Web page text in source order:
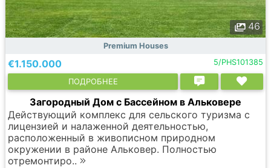
46
Premium Houses
€1.150.000 5/PHS101385
ПОДРОБНЕЕ
Загородный Дом с Бассейном в Альковере
Действующий комплекс для сельского туризма с
лицензией и налаженной деятельностью,
расположенный в живописном природном
окружении в районе Альковер. Полностью
отремонтиро..